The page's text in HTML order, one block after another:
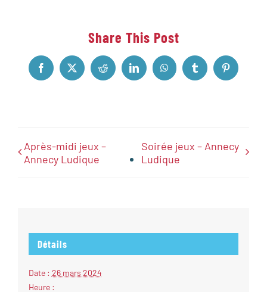
Share This Post
Facebook
X Reddit LinkedInWhatsAppTumblr Pinterest
Après-midi jeux –
Annecy Ludique
Soirée jeux – Annecy
Ludique
Détails
Date : 26 mars 2024
Heure :